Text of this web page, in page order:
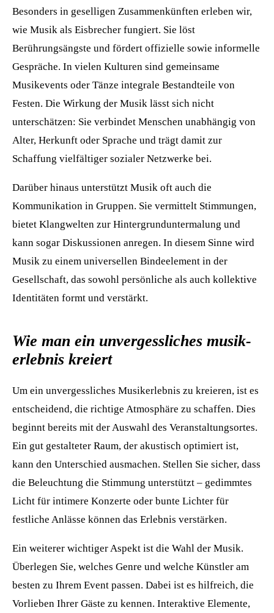
Besonders in geselligen Zusammenkünften erleben wir,
wie Musik als Eisbrecher fungiert. Sie löst
Berührungsängste und fördert offizielle sowie informelle
Gespräche. In vielen Kulturen sind gemeinsame
Musikevents oder Tänze integrale Bestandteile von
Festen. Die Wirkung der Musik lässt sich nicht
unterschätzen: Sie verbindet Menschen unabhängig von
Alter, Herkunft oder Sprache und trägt damit zur
Schaffung vielfältiger sozialer Netzwerke bei.
Darüber hinaus unterstützt Musik oft auch die
Kommunikation in Gruppen. Sie vermittelt Stimmungen,
bietet Klangwelten zur Hintergrunduntermalung und
kann sogar Diskussionen anregen. In diesem Sinne wird
Musik zu einem universellen Bindeelement in der
Gesellschaft, das sowohl persönliche als auch kollektive
Identitäten formt und verstärkt.
Wie man ein unvergessliches musik-
erlebnis kreiert
Um ein unvergessliches Musikerlebnis zu kreieren, ist es
entscheidend, die richtige Atmosphäre zu schaffen. Dies
beginnt bereits mit der Auswahl des Veranstaltungsortes.
Ein gut gestalteter Raum, der akustisch optimiert ist,
kann den Unterschied ausmachen. Stellen Sie sicher, dass
die Beleuchtung die Stimmung unterstützt – gedimmtes
Licht für intimere Konzerte oder bunte Lichter für
festliche Anlässe können das Erlebnis verstärken.
Ein weiterer wichtiger Aspekt ist die Wahl der Musik.
Überlegen Sie, welches Genre und welche Künstler am
besten zu Ihrem Event passen. Dabei ist es hilfreich, die
Vorlieben Ihrer Gäste zu kennen. Interaktive Elemente,